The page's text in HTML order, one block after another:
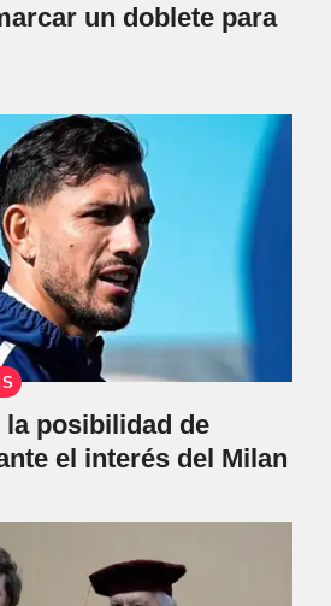
un doblete para
la posibilidad de
el interés del Milan